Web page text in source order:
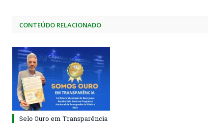
CONTEÚDO RELACIONADO
Selo Ouro em Transparência